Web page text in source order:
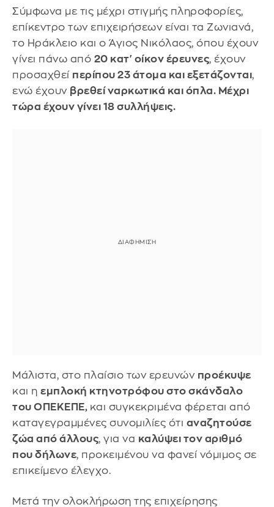
Σύμφωνα με τις μέχρι στιγμής πληροφορίες,
επίκεντρο των επιχειρήσεων είναι τα Ζωνιανά,
το Ηράκλειο και ο Άγιος Νικόλαος, όπου έχουν
γίνει πάνω από 20 κατ' οίκον έρευνες, έχουν
προσαχθεί περίπου 23 άτομα και εξετάζονται,
ενώ έχουν βρεθεί ναρκωτικά και όπλα. Μέχρι
τώρα έχουν γίνει 18 συλλήψεις.
Μάλιστα, στο πλαίσιο των ερευνών προέκυψε
και η εμπλοκή κτηνοτρόφου στο σκάνδαλο
του ΟΠΕΚΕΠΕ, και συγκεκριμένα φέρεται από
καταγεγραμμένες συνομιλίες ότι αναζητούσε
ζώα από άλλους, για να καλύψει τον αριθμό
που δήλωνε, προκειμένου να φανεί νόμιμος σε
επικείμενο έλεγχο.
Μετά την ολοκλήρωση της επιχείρησης